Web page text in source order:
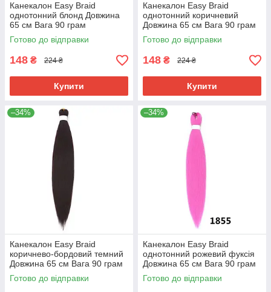
Канекалон Easy Braid
однотонний блонд Довжина
65 см Вага 90 грам
Низькотемпературний
матеріал 100-150°С
613#-2EZ
Готово до відправки
148 ₴ 224 ₴
Купити
Канекалон Easy Braid
однотонний коричневий
Довжина 65 см Вага 90 грам
Низькотемпературний
матеріал 100-150°С 4#EZ
Готово до відправки
148 ₴ 224 ₴
Купити
–34%
Канекалон Easy Braid
коричнево-бордовий темний
Довжина 65 см Вага 90 грам
Низькотемпературний 100-
150 ° С 99jEZ
Готово до відправки
–34%
Канекалон Easy Braid
однотонний рожевий фуксія
Довжина 65 см Вага 90 грам
Низькотемпературний 100-
150 ° С 1855EZ
Готово до відправки